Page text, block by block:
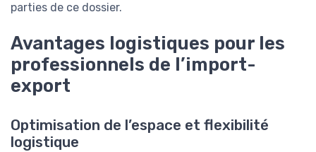
parties de ce dossier.
Avantages logistiques pour les
professionnels de l’import-
export
Optimisation de l’espace et flexibilité
logistique